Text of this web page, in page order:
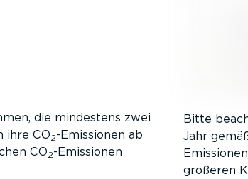
die mindestens zwei
ihre CO2-Emissionen ab
CO2-Emissionen
Bitte
Jahr
größeren